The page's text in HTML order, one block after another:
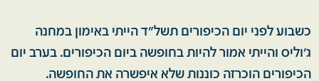
כשבוע לפני יום הכיפורים תשל"ד הייתי באימון במחנה
ג'וליס והייתי אמור להיות בחופשה ביום הכיפורים. בערב יום
הכיפורים הוכרזה כוננות שלא איפשרה את החופשה.